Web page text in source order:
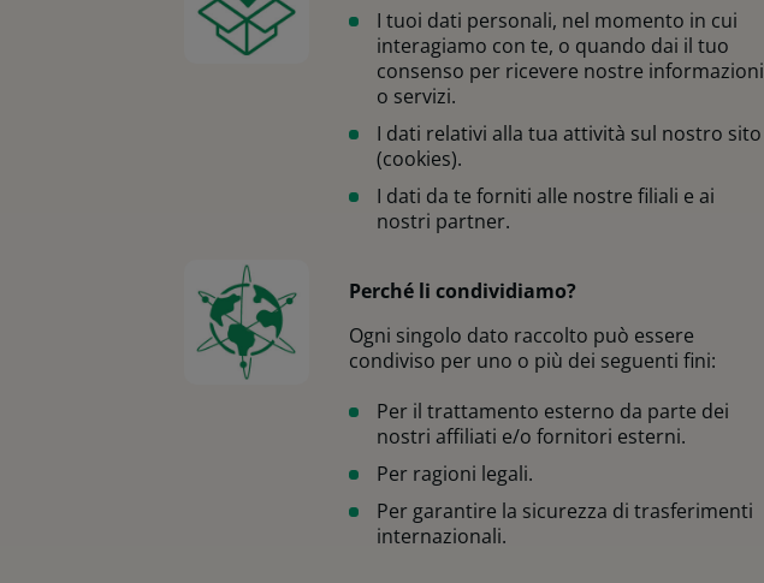
I tuoi dati personali, nel momento in cui
interagiamo con te, o quando dai il tuo
consenso per ricevere nostre informazioni
o servizi.
I dati relativi alla tua attività sul nostro sito
(cookies).
I dati da te forniti alle nostre filiali e ai
nostri partner.
Perché li condividiamo?
Ogni singolo dato raccolto può essere
condiviso per uno o più dei seguenti fini:
Per il trattamento esterno da parte dei
nostri affiliati e/o fornitori esterni.
Per ragioni legali.
Per garantire la sicurezza di trasferimenti
internazionali.